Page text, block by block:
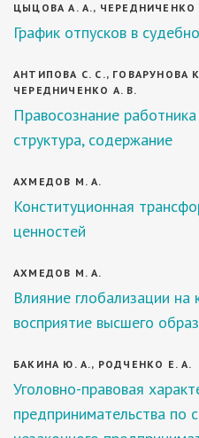
ЦЫЦОВА А. А., ЧЕРЕДНИЧЕНКО
График отпусков в
АНТИПОВА С. С., ГОВАРУНОВА
ЧЕРЕДНИЧЕНКО А. В.
Правосознание
структура, содержание
АХМЕДОВ М. А.
Конституционная
ценностей
АХМЕДОВ М. А.
Влияние глобализации на
восприятие высшего
БАКИНА Ю. А., РОДЧЕНКО Е. А.
Уголовно-правовая
предпринимательства